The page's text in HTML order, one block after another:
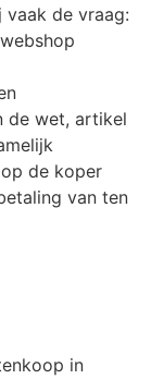
de vraag:
de wet, artikel
de koper
van ten
in